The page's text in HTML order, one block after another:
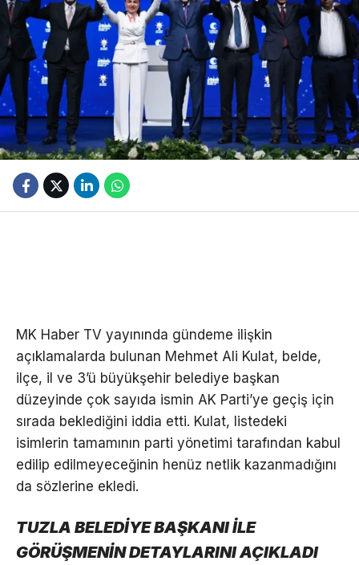
MK Haber TV yayınında gündeme ilişkin
açıklamalarda bulunan Mehmet Ali Kulat, belde,
ilçe, il ve 3’ü büyükşehir belediye başkan
düzeyinde çok sayıda ismin AK Parti’ye geçiş için
sırada beklediğini iddia etti. Kulat, listedeki
isimlerin tamamının parti yönetimi tarafından kabul
edilip edilmeyeceğinin henüz netlik kazanmadığını
da sözlerine ekledi.
TUZLA BELEDİYE BAŞKANI İLE
GÖRÜŞMENİN DETAYLARINI AÇIKLADI